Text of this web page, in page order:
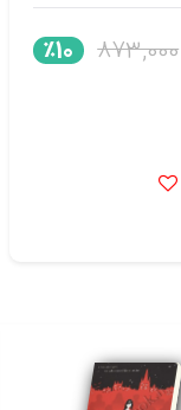
873,000 ٪10